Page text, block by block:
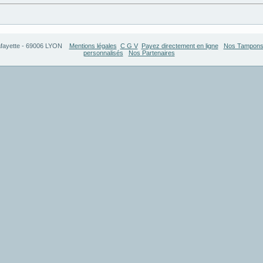
- 69006 LYON Mentions légales C G V Payez directement en ligne Nos Tampons
personnalisés
Nos Partenaires